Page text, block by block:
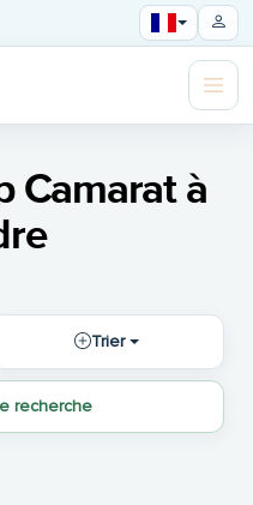
Camarat à
Trier
recherche